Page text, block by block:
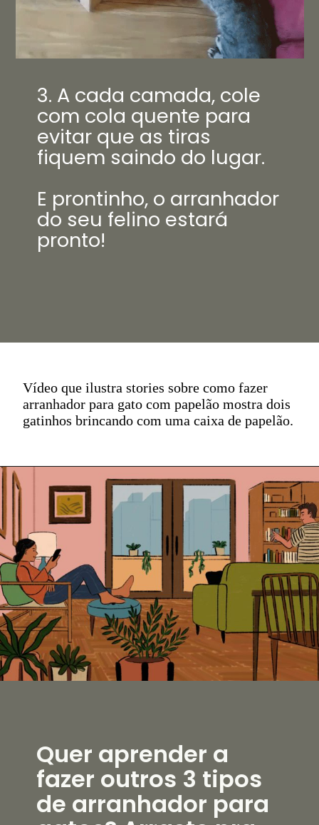
3. A cada camada, cole
com cola quente para
evitar que as tiras
fiquem saindo do lugar.
E prontinho, o arranhador
do seu felino estará
pronto!
Vídeo que ilustra stories sobre como fazer
arranhador para gato com papelão mostra dois
gatinhos brincando com uma caixa de papelão.
Quer aprender a
fazer outros 3 tipos
de arranhador para